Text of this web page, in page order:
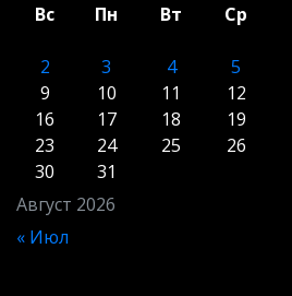
Август 2026
Вс Пн Вт Ср
2
3 4 5
9
10 11 12
16
17 18 19
23
24 25 26
30
31
« Июл